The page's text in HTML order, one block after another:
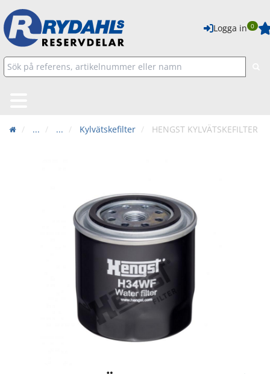
Logga in 0
... ... Kylvätskefilter HENGST KYLVÄTSKEFILTER